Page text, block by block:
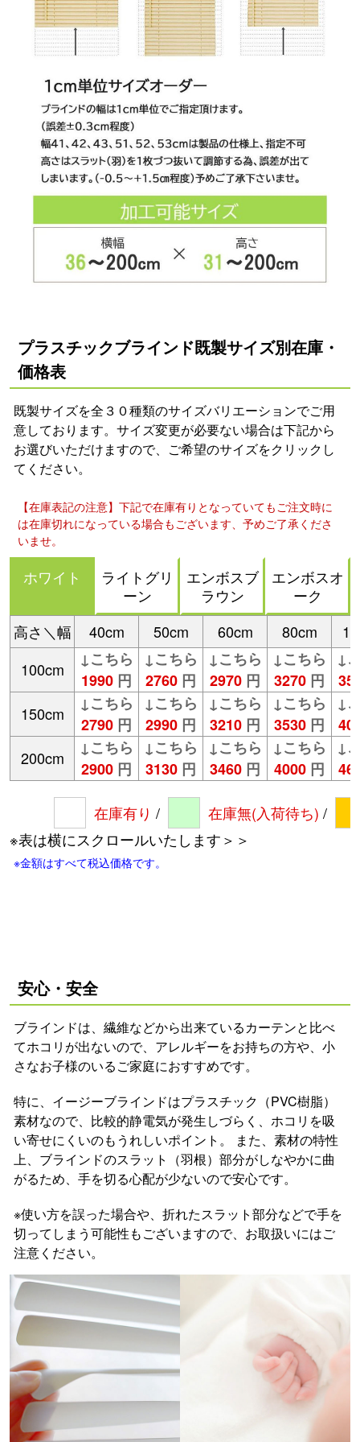
安心・安全
ブラインドは、繊維などから出来ているカーテンと比べ
てホコリが出ないので、アレルギーをお持ちの方や、小
さなお子様のいるご家庭におすすめです。
特に、イージーブラインドはプラスチック（PVC樹脂）
素材なので、比較的静電気が発生しづらく、ホコリを吸
い寄せにくいのもうれしいポイント。 また、素材の特性
上、ブラインドのスラット（羽根）部分がしなやかに曲
がるため、手を切る心配が少ないので安心です。
※使い方を誤った場合や、折れたスラット部分などで手を
切ってしまう可能性もございますので、お取扱いにはご
注意ください。